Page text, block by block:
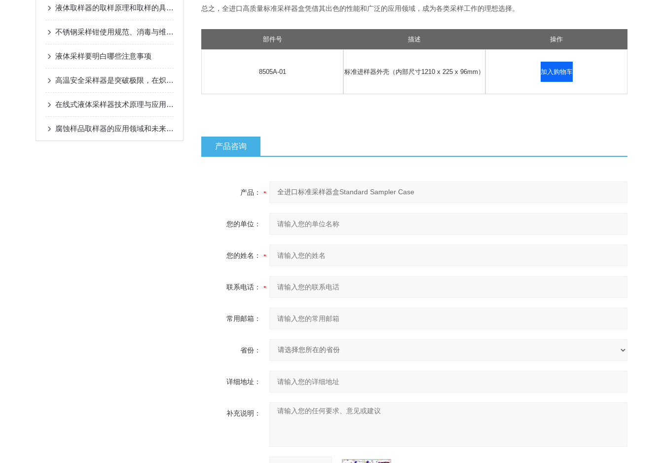
液体取样器的取样原理和取样的具体过程是怎样的
不锈钢采样钳使用规范、消毒与维护保养指南
液体采样要明白哪些注意事项
高温安全采样器是突破极限，在炽热中探索
在线式液体采样器技术原理与应用解析
腐蚀样品取样器的应用领域和未来发展趋势介绍
总之，全进口高质量标准采样器盒凭借其出色的性能和广泛的应用领域，成为各类采样工作的理想选择。
部件号 描述 操作
8505A-01 标准进样器外壳（内部尺寸1210 x 225 x 96mm） 加入购物车
产品咨询
产品：
您的单位：
您的姓名：
联系电话：
常用邮箱：
省份：
详细地址：
补充说明：